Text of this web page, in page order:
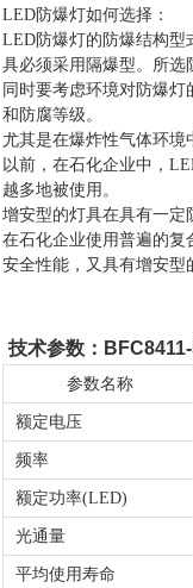
LED防爆灯如何选择：
LED防爆灯的防爆结构型
具必须采用隔爆型。所选
同时要考虑环境对防爆
和防腐等级。
尤其是在爆炸性气体环境
以前，在石化企业中，
越多地被使用。
增安型的灯具在具有一定
在石化企业使用普遍的
安全性能，又具有增安型
技术参数：
参数名称
额定电压
频率
额定功率(LED)
光通量
平均使用寿命